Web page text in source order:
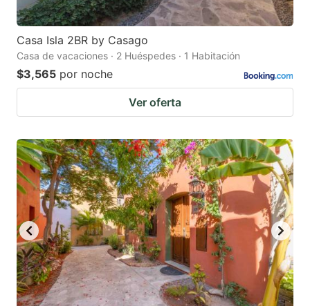
Casa Isla 2BR by Casago
Casa de vacaciones · 2 Huéspedes · 1 Habitación
$3,565 por noche
Ver oferta